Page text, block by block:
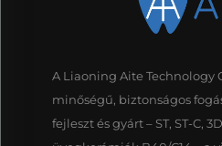
A Liaoning Aite Technology
minőségű, biztonságos
fejleszt és gyárt – ST, ST-C,